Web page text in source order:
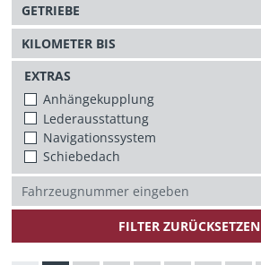
EXTRAS
Anhängekupplung
Lederausstattung
Navigationssystem
Schiebedach
FILTER ZURÜCKSETZEN